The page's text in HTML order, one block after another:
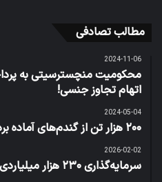
مطالب تصادفی
2024-11-06
محکومیت منچسترسیتی به
اتهام تجاوز جنسی!
2024-05-04
۲۰۰ هزار تن از گندم‌های آماده برداشت خوزستان از دست رفت
2026-02-02
سرمایه‌گذاری ۲۳۰ هزار میلیاردی صنعتی در سال جاری